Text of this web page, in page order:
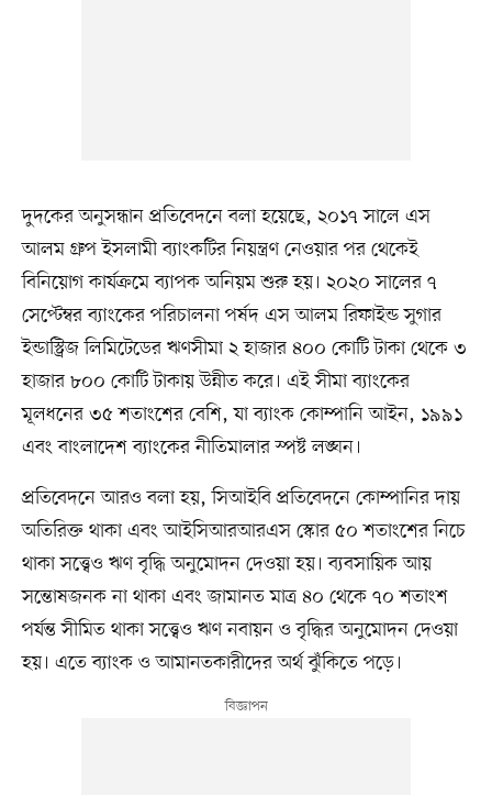
দুদকের অনুসন্ধান প্রতিবেদনে বলা হয়েছে, ২০১৭ সালে এস
আলম গ্রুপ ইসলামী ব্যাংকটির নিয়ন্ত্রণ নেওয়ার পর থেকেই
বিনিয়োগ কার্যক্রমে ব্যাপক অনিয়ম শুরু হয়। ২০২০ সালের ৭
সেপ্টেম্বর ব্যাংকের পরিচালনা পর্ষদ এস আলম রিফাইন্ড সুগার
ইন্ডাস্ট্রিজ লিমিটেডের ঋণসীমা ২ হাজার ৪০০ কোটি টাকা থেকে ৩
হাজার ৮০০ কোটি টাকায় উন্নীত করে। এই সীমা ব্যাংকের
মূলধনের ৩৫ শতাংশের বেশি, যা ব্যাংক কোম্পানি আইন, ১৯৯১
এবং বাংলাদেশ ব্যাংকের নীতিমালার স্পষ্ট লঙ্ঘন।
প্রতিবেদনে আরও বলা হয়, সিআইবি প্রতিবেদনে কোম্পানির দায়
অতিরিক্ত থাকা এবং আইসিআরআরএস স্কোর ৫০ শতাংশের নিচে
থাকা সত্ত্বেও ঋণ বৃদ্ধি অনুমোদন দেওয়া হয়। ব্যবসায়িক আয়
সন্তোষজনক না থাকা এবং জামানত মাত্র ৪০ থেকে ৭০ শতাংশ
পর্যন্ত সীমিত থাকা সত্ত্বেও ঋণ নবায়ন ও বৃদ্ধির অনুমোদন দেওয়া
হয়। এতে ব্যাংক ও আমানতকারীদের অর্থ ঝুঁকিতে পড়ে।